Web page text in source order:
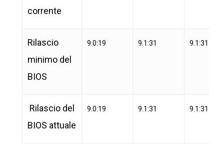
corrente
Rilascio
minimo del
BIOS
9.0:19 9.1:31 9.1:31
Rilascio del
BIOS attuale
9.0:19 9.1:31 9.1:31